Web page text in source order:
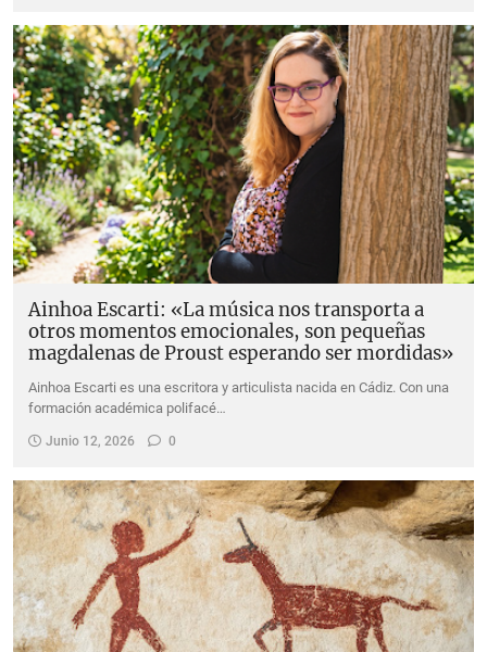
Ainhoa Escarti: «La música nos transporta a
otros momentos emocionales, son pequeñas
magdalenas de Proust esperando ser mordidas»
Ainhoa Escarti es una escritora y articulista nacida en Cádiz. Con una
formación académica polifacé…
Junio 12, 2026 0